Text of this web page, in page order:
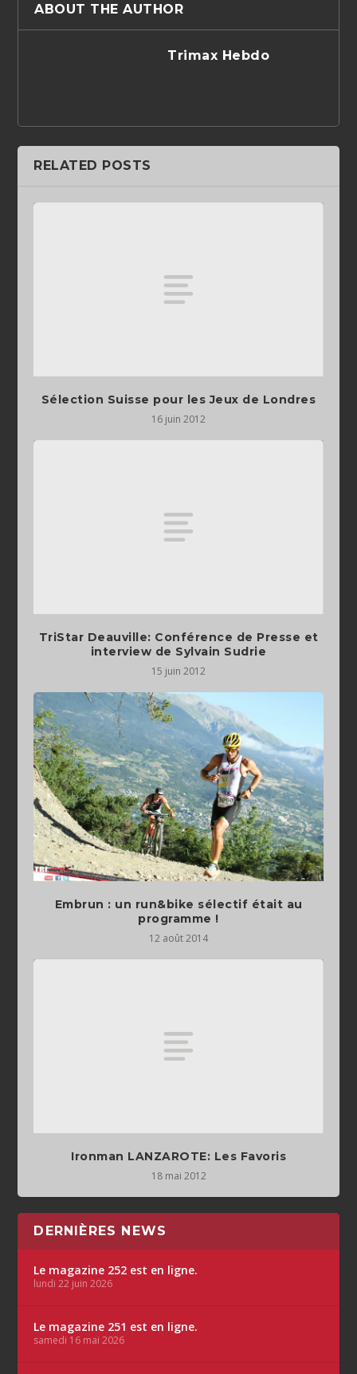
ABOUT THE AUTHOR
Trimax Hebdo
RELATED POSTS
Sélection Suisse pour les Jeux de Londres
16 juin 2012
TriStar Deauville: Conférence de Presse et
interview de Sylvain Sudrie
15 juin 2012
Embrun : un run&bike sélectif était au
programme !
12 août 2014
Ironman LANZAROTE: Les Favoris
18 mai 2012
DERNIÈRES NEWS
Le magazine 252 est en ligne.
lundi 22 juin 2026
Le magazine 251 est en ligne.
samedi 16 mai 2026